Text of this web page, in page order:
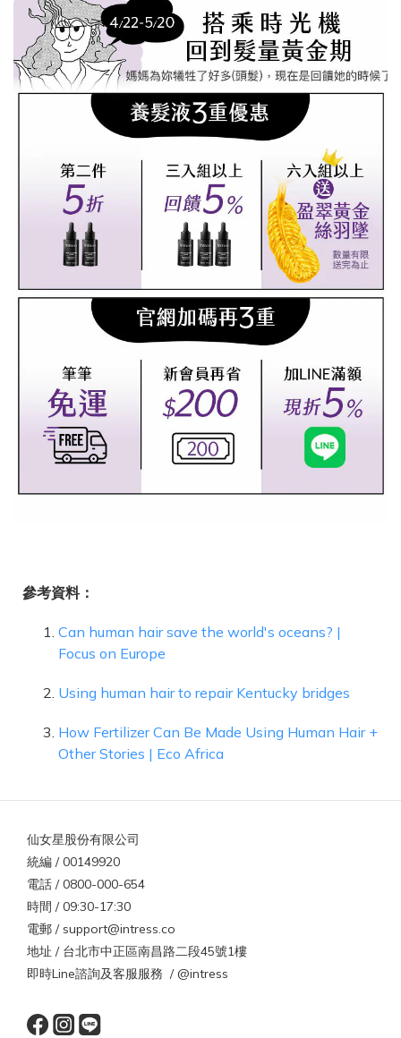
參考資料：
Can human hair save the world's oceans? |
Focus on Europe
Using human hair to repair Kentucky bridges
How Fertilizer Can Be Made Using Human Hair +
Other Stories | Eco Africa
仙女星股份有限公司
統編 / 00149920
電話 / 0800-000-654
時間 / 09:30-17:30
電郵 / support@intress.co
地址 / 台北市中正區南昌路二段45號1樓
即時Line諮詢及客服服務 / @intress